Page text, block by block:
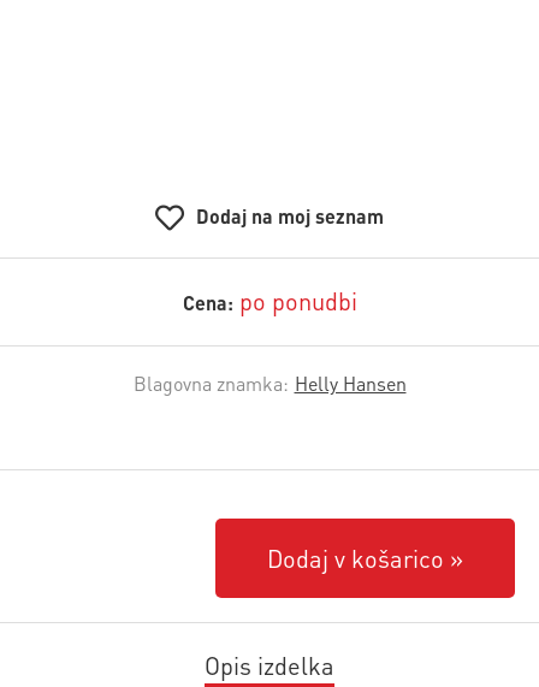
Dodaj na moj seznam
Cena: po ponudbi
Blagovna znamka: Helly Hansen
Dodaj v košarico
Opis izdelka